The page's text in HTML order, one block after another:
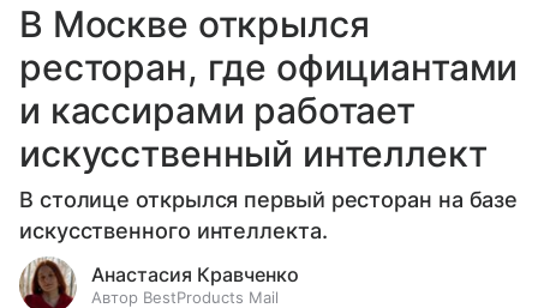
В Москве открылся
ресторан, где официантами
и кассирами работает
искусственный интеллект
В столице открылся первый ресторан на базе
искусственного интеллекта.
Анастасия Кравченко
Автор BestProducts Mail